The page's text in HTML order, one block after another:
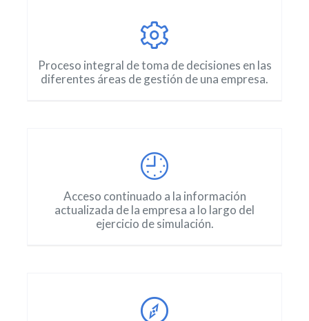
Proceso integral de toma de decisiones en las
diferentes áreas de gestión de una empresa.
Acceso continuado a la información
actualizada de la empresa a lo largo del
ejercicio de simulación.